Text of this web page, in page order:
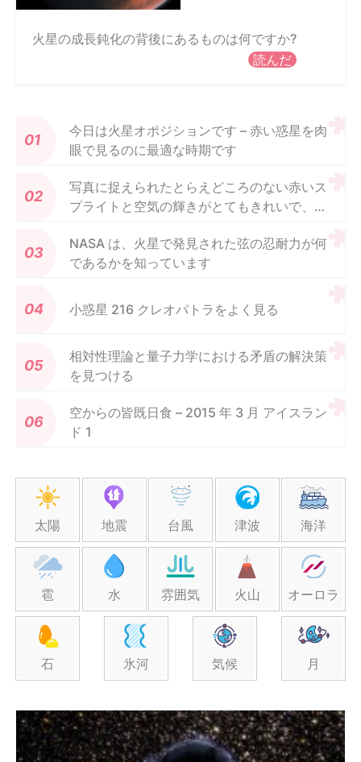
火星の成長鈍化の背後にあるものは何ですか?
読んだ
今日は火星オポジションです – 赤い惑星を肉
眼で見るのに最適な時期です
写真に捉えられたとらえどころのない赤いス
プライトと空気の輝きがとてもきれいで、ま
NASA は、火星で発見された弦の忍耐力が何
であるかを知っています
小惑星 216 クレオパトラをよく見る
相対性理論と量子力学における矛盾の解決策
を見つける
空からの皆既日食 – 2015 年 3 月 アイスラン
ド 1
太陽 地震 台風 津波 海洋
雹 水 雰囲気 火山 オーロラ
石 氷河 気候 月